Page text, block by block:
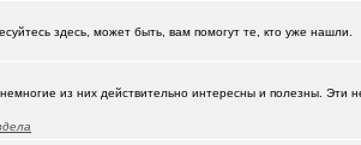
(Лисовин) +147
здоровья?
здесь, может быть, вам помогут те, кто уже нашли.
из них действительно интересны и полезны. Эти